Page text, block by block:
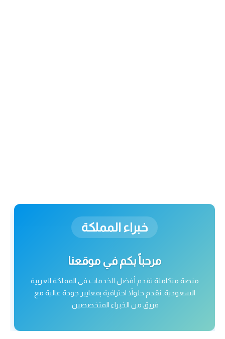
خبراء المملكة
مرحباً بكم في موقعنا
منصة متكاملة تقدم أفضل الخدمات في المملكة العربية
السعودية. نقدم حلولاً احترافية بمعايير جودة عالية مع
فريق من الخبراء المتخصصين.